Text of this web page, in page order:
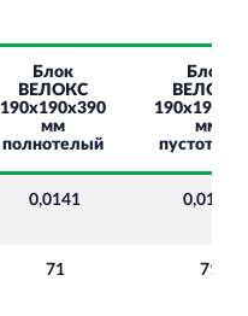
Блок
ВЕЛОКС
190х190х390
мм
полнотелый
Блок
ВЕЛОКС
мм
0,0141 0,0141
71 71